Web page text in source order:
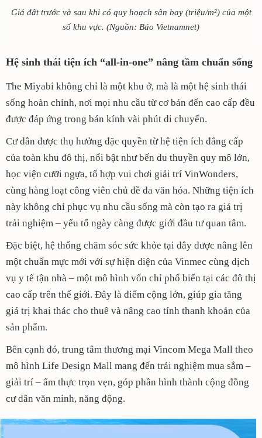
Giá đất trước và sau khi có quy hoạch sân bay (triệu/m²) của một
số khu vực. (Nguồn: Báo Vietnamnet)
Hệ sinh thái tiện ích “all-in-one” nâng tầm chuẩn sống
The Miyabi không chỉ là một khu ở, mà là một hệ sinh thái
sống hoàn chỉnh, nơi mọi nhu cầu từ cơ bản đến cao cấp đều
được đáp ứng trong bán kính vài phút di chuyển.
Cư dân được thụ hưởng đặc quyền từ hệ tiện ích đẳng cấp
của toàn khu đô thị, nổi bật như bến du thuyền quy mô lớn,
học viện cưỡi ngựa, tổ hợp vui chơi giải trí VinWonders,
cùng hàng loạt công viên chủ đề đa văn hóa. Những tiện ích
này không chỉ phục vụ nhu cầu sống mà còn tạo ra giá trị
trải nghiệm – yếu tố ngày càng được giới đầu tư quan tâm.
Đặc biệt, hệ thống chăm sóc sức khỏe tại đây được nâng lên
một chuẩn mực mới với sự hiện diện của Vinmec cùng dịch
vụ y tế tận nhà – một mô hình vốn chỉ phổ biến tại các đô thị
cao cấp trên thế giới. Đây là điểm cộng lớn, giúp gia tăng
giá trị khai thác cho thuê và nâng cao tính thanh khoản của
sản phẩm.
Bên cạnh đó, trung tâm thương mại Vincom Mega Mall theo
mô hình Life Design Mall mang đến trải nghiệm mua sắm –
giải trí – ẩm thực trọn vẹn, góp phần hình thành cộng đồng
cư dân văn minh, năng động.